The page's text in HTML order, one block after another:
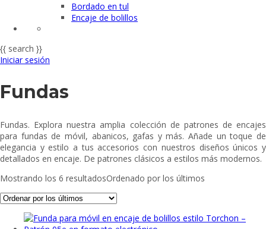
Bordado en tul
Encaje de bolillos
{{ search }}
Iniciar sesión
Fundas
Fundas. Explora nuestra amplia colección de patrones de encajes
para fundas de móvil, abanicos, gafas y más. Añade un toque de
elegancia y estilo a tus accesorios con nuestros diseños únicos y
detallados en encaje. De patrones clásicos a estilos más modernos.
Mostrando los 6 resultadosOrdenado por los últimos